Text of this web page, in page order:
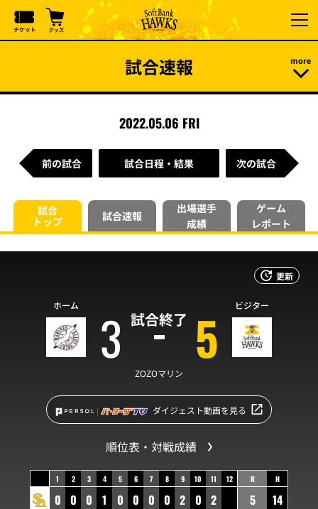
試合速報
2022.05.06 FRI
前の試合 試合日程・結果 次の試合
試合
トップ
試合速報
出場選手
成績
ゲーム
レポート
更新
試合終了
ホーム 3 5 ビジター
ZOZOマリン
ダイジェスト動画を見る
順位表・対戦成績
1 2 3 4 5 6 7 8 9 10 11 12
0 0 0 1 0 0 0 0 2 0 2
R H
5
14